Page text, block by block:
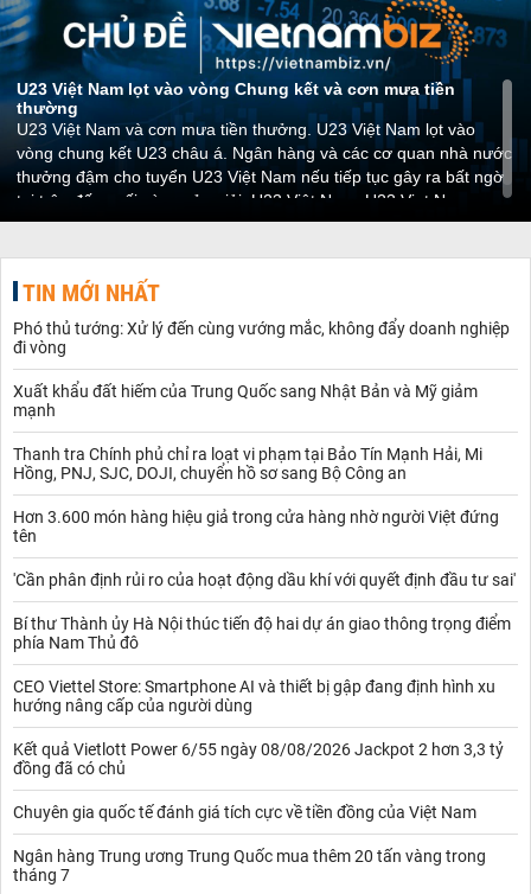
U23 Việt Nam lọt vào vòng Chung kết và cơn mưa tiền
thường
U23 Việt Nam và cơn mưa tiền thưởng. U23 Việt Nam lọt vào
vòng chung kết U23 châu á. Ngân hàng và các cơ quan nhà nước
thưởng đậm cho tuyển U23 Việt Nam nếu tiếp tục gây ra bất ngờ
tại trận đấu cuối cùng của giải. U23 Việt Nam, U23 Viet Nam
TIN MỚI NHẤT
Phó thủ tướng: Xử lý đến cùng vướng mắc, không đẩy doanh nghiệp
đi vòng
Xuất khẩu đất hiếm của Trung Quốc sang Nhật Bản và Mỹ giảm
mạnh
Thanh tra Chính phủ chỉ ra loạt vi phạm tại Bảo Tín Mạnh Hải, Mi
Hồng, PNJ, SJC, DOJI, chuyển hồ sơ sang Bộ Công an
Hơn 3.600 món hàng hiệu giả trong cửa hàng nhờ người Việt đứng
tên
'Cần phân định rủi ro của hoạt động dầu khí với quyết định đầu tư sai'
Bí thư Thành ủy Hà Nội thúc tiến độ hai dự án giao thông trọng điểm
phía Nam Thủ đô
CEO Viettel Store: Smartphone AI và thiết bị gập đang định hình xu
hướng nâng cấp của người dùng
Kết quả Vietlott Power 6/55 ngày 08/08/2026 Jackpot 2 hơn 3,3 tỷ
đồng đã có chủ
Chuyên gia quốc tế đánh giá tích cực về tiền đồng của Việt Nam
Ngân hàng Trung ương Trung Quốc mua thêm 20 tấn vàng trong
tháng 7